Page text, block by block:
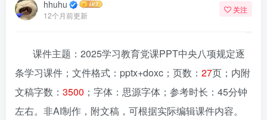
hhuhu
12个月前更新
关注
课件主题：2025学习教育党课PPT中央八项规定逐
条学习课件；文件格式：pptx+doxc；页数： 27页；内附
文稿字数： 3500 ；字体：思源字体；参考时长：45分钟
左右。非AI制作，附文稿，可根据实际编辑课件内容。